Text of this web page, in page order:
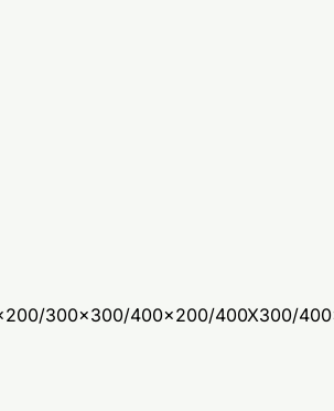
300x300/400x200/400X300/